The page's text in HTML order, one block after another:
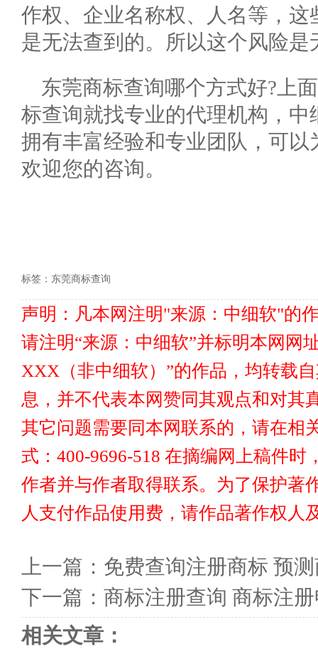
作权、企业名称权、人名等，
是无法查到的。所以这个风险是
东莞商标查询哪个方式好?上
标查询就找专业的代理机构，
拥有丰富经验和专业团队，可
欢迎您的咨询。
标签： 东莞商标查询
声明：凡本网注明"来源：中细软"的
请注明“来源：中细软”并标明本网网
XXX（非中细软）”的作品，均转载
息，并不代表本网赞同其观点和对其
其它问题需要同本网联系的，请在相
式：400-9696-518 在摘编网上稿件
作者并与作者取得联系。为了保护著
人支付作品使用费，请作品著作权人
上一篇： 免费查询注册商标 预
下一篇： 商标注册查询 商标注
相关文章：